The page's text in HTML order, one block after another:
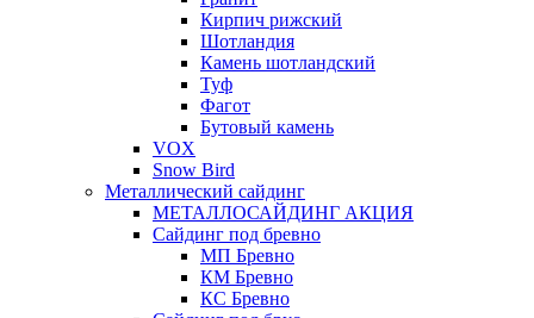
Кирпич рижский
Шотландия
Камень шотландский
Туф
Фагот
Бутовый камень
VOX
Snow Bird
Металлический сайдинг
МЕТАЛЛОСАЙДИНГ АКЦИЯ
Сайдинг под бревно
МП Бревно
КМ Бревно
КС Бревно